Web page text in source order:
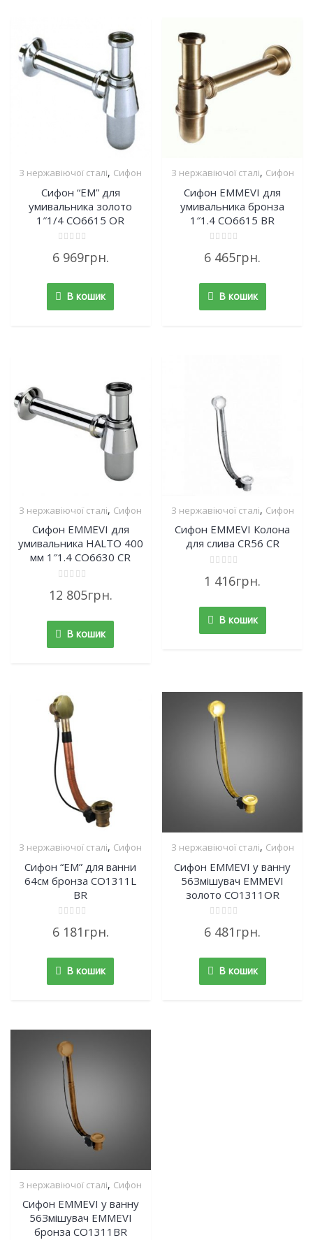
З нержавіючої сталі, Сифон
Сифон “EM” для
умивальника золото
1″1/4 CO6615 OR
0
5
6 969грн.
В кошик
З нержавіючої сталі, Сифон
Сифон EMMEVI для
умивальника бронза
1″1.4 CO6615 BR
0
5
6 465грн.
В кошик
З нержавіючої сталі, Сифон
Сифон EMMEVI для
умивальника HALTO 400
мм 1″1.4 CO6630 CR
0
out
5
12 805грн.
В кошик
З нержавіючої сталі, Сифон
Сифон EMMEVI Колона
для слива CR56 CR
out
5
1 416грн.
В кошик
З нержавіючої сталі, Сифон
Сифон “EM” для ванни
64см бронза CO1311L
BR
0
5
6 181 грн.
В кошик
З нержавіючої сталі, Сифон
Сифон EMMEVI у ванну
56Змішувач EMMEVI
золото CO1311OR
0
5
6 481 грн.
В кошик
З нержавіючої сталі, Сифон
Сифон EMMEVI у ванну
56Змішувач EMMEVI
бронза CO1311BR